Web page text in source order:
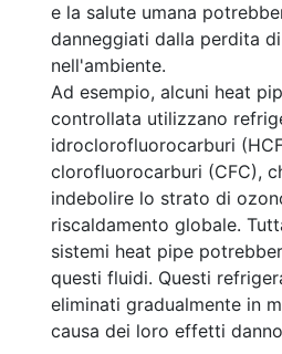
e la salute umana
danneggiati dalla perdita
nell'ambiente.
Ad esempio, alcuni heat
controllata utilizzano
idroclorofluorocarburi
clorofluorocarburi (CFC),
indebolire lo strato di
riscaldamento globale.
sistemi heat pipe
questi fluidi. Questi
eliminati gradualmente in
causa dei loro effetti